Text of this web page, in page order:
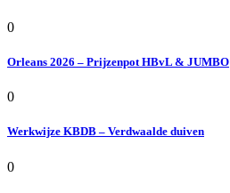
0
Orleans 2026 – Prijzenpot HBvL & JUMBO
0
Werkwijze KBDB – Verdwaalde duiven
0